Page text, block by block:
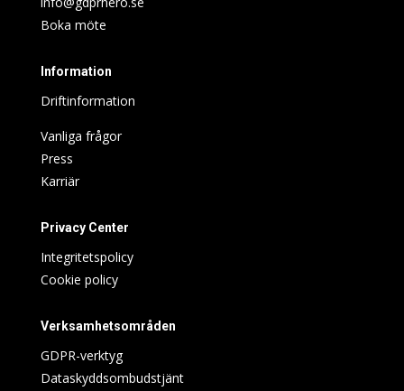
Boka möte
Information
Driftinformation
Vanliga frågor
Press
Karriär
Privacy Center
Integritetspolicy
Cookie policy
Verksamhetsområden
GDPR-verktyg
Dataskyddsombudstjänt